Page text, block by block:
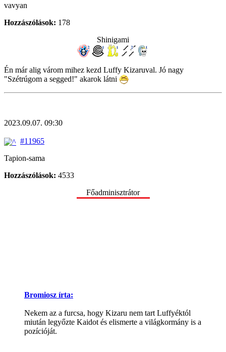
vavyan
Hozzászólások: 178
Shinigami
Én már alig várom mihez kezd Luffy Kizaruval. Jó nagy
"Szétrúgom a segged!" akarok látni
2023.09.07. 09:30
#11965
Tapion-sama
Hozzászólások: 4533
Főadminisztrátor
Bromiosz írta:
Nekem az a furcsa, hogy Kizaru nem tart Luffyéktól
miután legyőzte Kaidot és elismerte a világkormány is a
pozícióját.